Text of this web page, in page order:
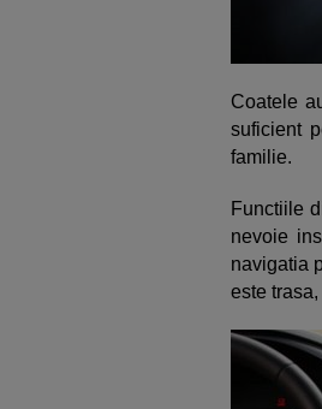
Coatele
suficient
familie.
Functiile
nevoie
navigatia
este